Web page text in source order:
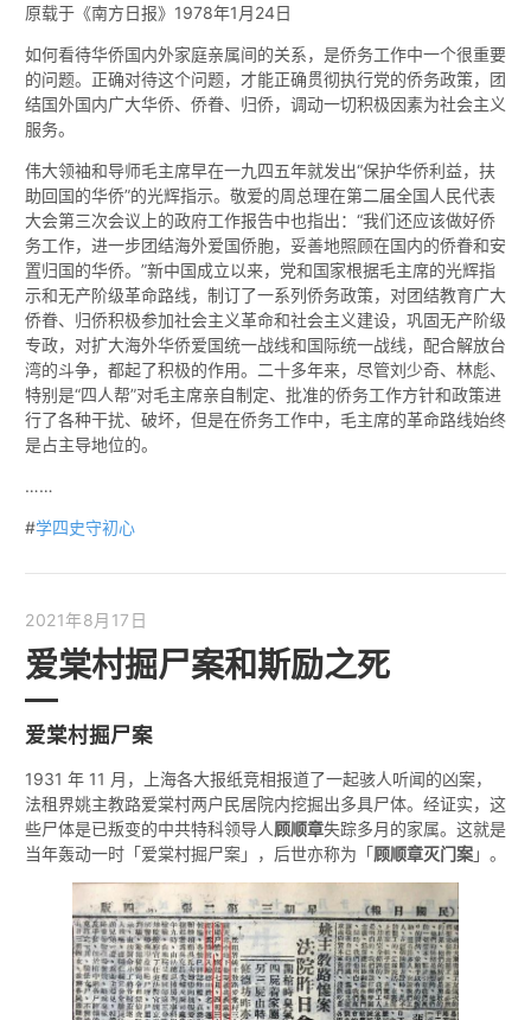
原载于《南方日报》1978年1月24日
如何看待华侨国内外家庭亲属间的关系，是侨务工作中一个很重要
的问题。正确对待这个问题，才能正确贯彻执行党的侨务政策，团
结国外国内广大华侨、侨眷、归侨，调动一切积极因素为社会主义
服务。
伟大领袖和导师毛主席早在一九四五年就发出“保护华侨利益，扶
助回国的华侨”的光辉指示。敬爱的周总理在第二届全国人民代表
大会第三次会议上的政府工作报告中也指出：“我们还应该做好侨
务工作，进一步团结海外爱国侨胞，妥善地照顾在国内的侨眷和安
置归国的华侨。”新中国成立以来，党和国家根据毛主席的光辉指
示和无产阶级革命路线，制订了一系列侨务政策，对团结教育广大
侨眷、归侨积极参加社会主义革命和社会主义建设，巩固无产阶级
专政，对扩大海外华侨爱国统一战线和国际统一战线，配合解放台
湾的斗争，都起了积极的作用。二十多年来，尽管刘少奇、林彪、
特别是“四人帮”对毛主席亲自制定、批准的侨务工作方针和政策进
行了各种干扰、破坏，但是在侨务工作中，毛主席的革命路线始终
是占主导地位的。
……
#学四史守初心
2021年8月17日
爱棠村掘尸案和斯励之死
爱棠村掘尸案
1931 年 11 月，上海各大报纸竞相报道了一起骇人听闻的凶案，
法租界姚主教路爱棠村两户民居院内挖掘出多具尸体。经证实，这
些尸体是已叛变的中共特科领导人顾顺章失踪多月的家属。这就是
当年轰动一时「爱棠村掘尸案」，后世亦称为「顾顺章灭门案」。